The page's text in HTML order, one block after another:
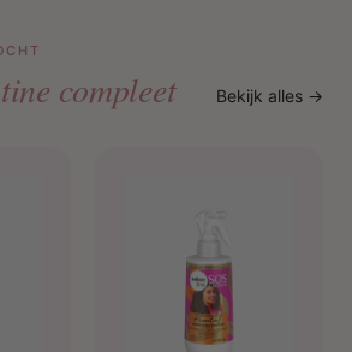
compleet Bekijk alles →